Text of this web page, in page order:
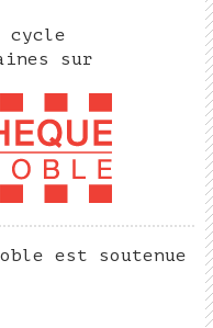
cycle
sur
est soutenue